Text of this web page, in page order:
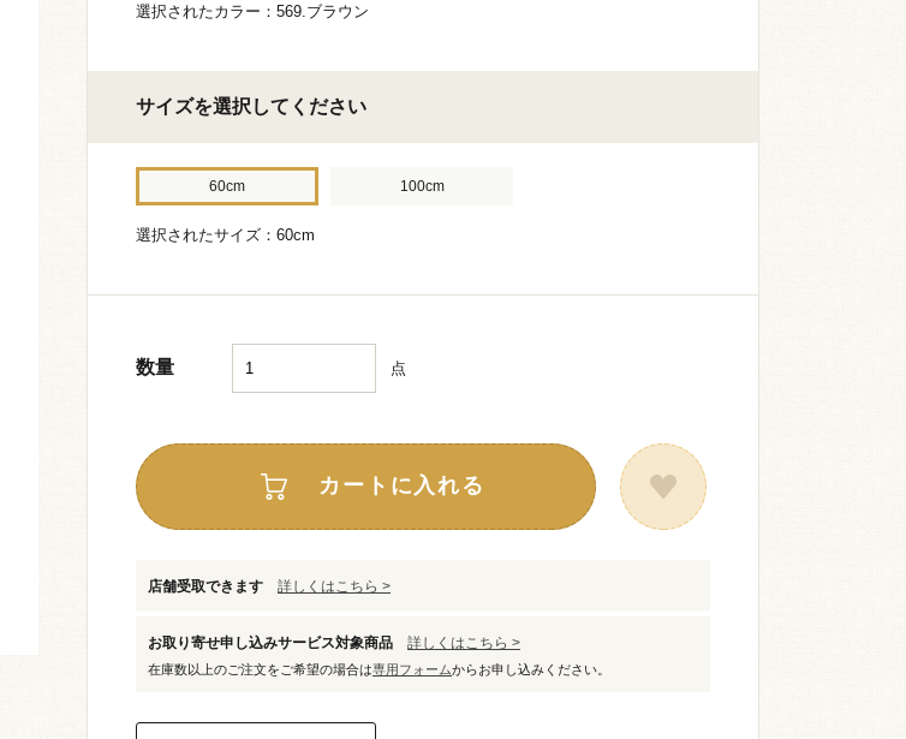
選択されたカラー：569.ブラウン
サイズを選択してください
60cm 100cm
選択されたサイズ：60cm
数量 点
カートに入れる
店舗受取できます 詳しくはこちら >
お取り寄せ申し込みサービス対象商品 詳しくはこちら >
在庫数以上のご注文をご希望の場合は専用フォームからお申し込みください。